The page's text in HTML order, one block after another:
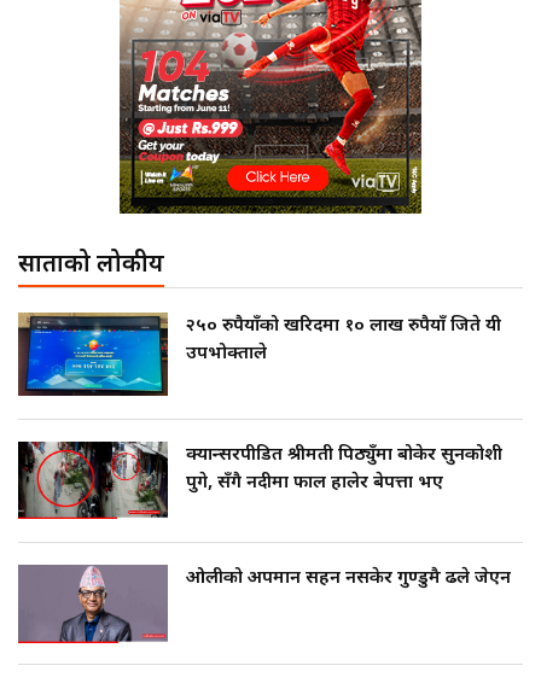
साताको लोकप्रीय
२५० रुपैयाँको खरिदमा १० लाख रुपैयाँ जिते यी
उपभोक्ताले
क्यान्सरपीडित श्रीमती पिठ्युँमा बोकेर सुनकोशी
पुगे, सँगै नदीमा फाल हालेर बेपत्ता भए
ओलीको अपमान सहन नसकेर गुण्डुमै ढले जेएन